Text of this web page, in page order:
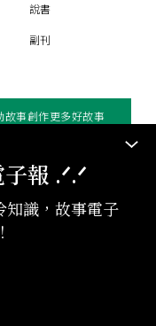
報 .ᐟ‪‪.ᐟ
知識，故事電子
說書
副刊
故事創作更多好故事